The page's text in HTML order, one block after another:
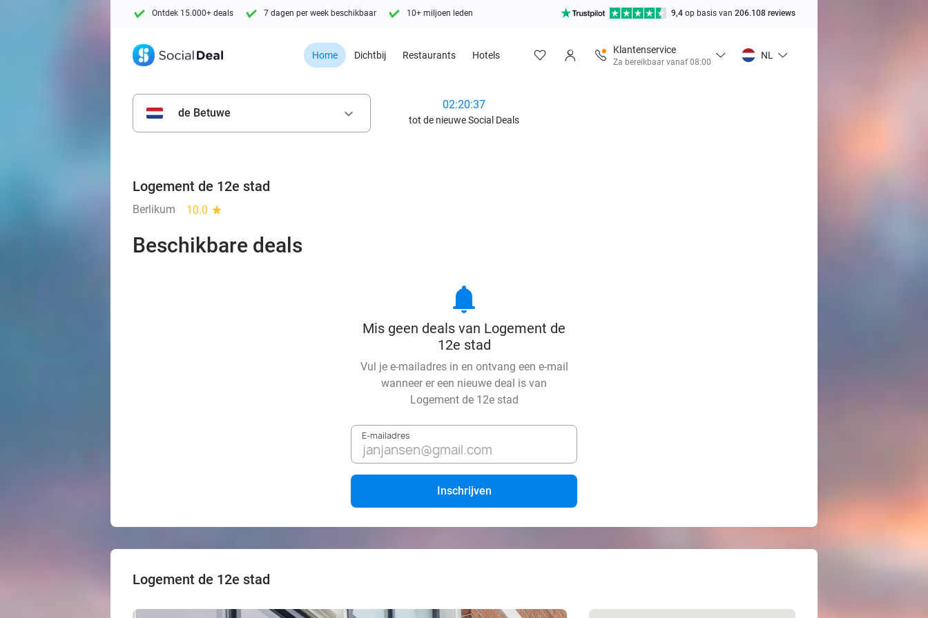
Ontdek 15.000+ deals 7 dagen per week beschikbaar 10+ miljoen leden 9,4 op basis van 206.108 reviews
Home Dichtbij Restaurants Hotels
Klantenservice
Za bereikbaar vanaf 08:00
NL
de Betuwe keyboard_arrow_down
02:20:35
tot de nieuwe Social Deals
Logement de 12e stad
Berlikum 10.0 star
Beschikbare deals
notifications
Mis geen deals van Logement de
12e stad
Vul je e-mailadres in en ontvang een e-mail
wanneer er een nieuwe deal is van
Logement de 12e stad
E-mailadres
Inschrijven
Logement de 12e stad